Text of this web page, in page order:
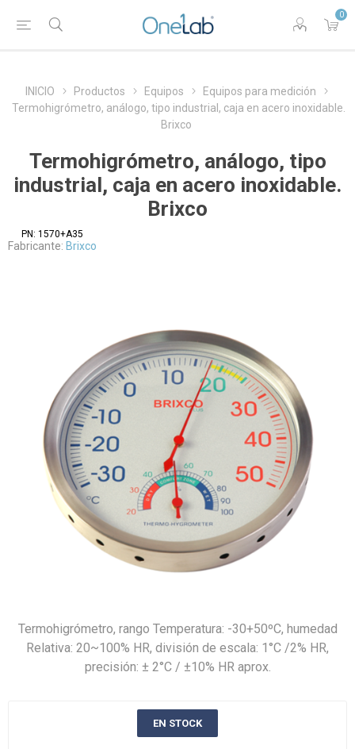
0
INICIO Productos Equipos
Equipos para medición
Termohigrómetro, análogo, tipo industrial, caja en acero inoxidable.
Brixco
Termohigrómetro, análogo, tipo
industrial, caja en acero inoxidable.
Brixco
PN: 1570+A35
Fabricante: Brixco
Termohigrómetro, rango Temperatura: -30+50ºC, humedad
Relativa: 20~100% HR, división de escala: 1°C /2% HR,
precisión: ± 2°C / ±10% HR aprox.
EN STOCK